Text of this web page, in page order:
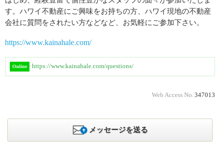
す。ハワイ不動産にご興味をお持ちの方、ハワイ現地の不動産
会社に質問をされたい方などなど、お気軽にご参加下さい。
https://www.kainahale.com/
Online https://www.kainahale.com/questions/
Web Access No. 347013
メッセージを送る